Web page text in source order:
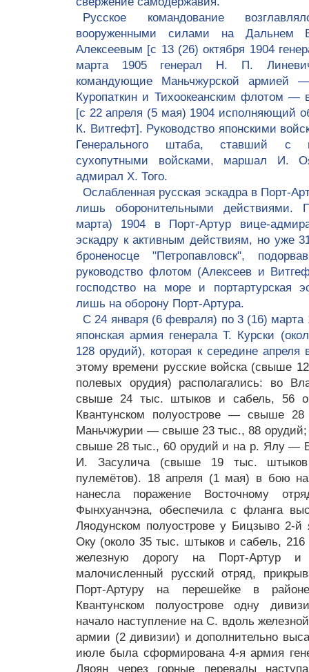
Русское командование
вооруженными силами на Дальнем
Алексеевым [с 13 (26) октября 1904
марта 1905 генерал Н. П.
командующие Маньчжурской армией
Куропаткин и Тихоокеанским флотом
[с 22 апреля (5 мая) 1904 исполняющий
К. Витгефт]. Руководство японскими
Генерального штаба, ставший с
сухопутными войсками, маршал И.
адмирал Х. Того.
Ослабленная русская эскадра в Порт-
лишь оборонительными
марта) 1904 в Порт-Артур вице-
эскадру к активным действиям, но уже
броненосце "Петропавловск",
руководство флотом (Алексеев и
господство на море и портартурская
лишь на оборону Порт-Артура.
С 24 января (6 февраля) по 3 (16) марта
японская армия генерала Т. Курски
128 орудий), которая к середине
этому времени русские войска (свыше
полевых орудия) располагались: во
свыше 24 тыс. штыков и сабель, 56
Квантунском полуострове — свыше
Маньчжурии — свыше 23 тыс., 88
свыше 28 тыс., 60 орудий и на р. Ялу —
И. Засулича (свыше 19 тыс.
пулемётов). 18 апреля (1 мая) в бою
нанесла поражение Восточному
Фынхуанчэна, обеспечила с фланга
Ляодунском полуострове у Бицзыво 2-й
Оку (около 35 тыс. штыков и сабель, 216
железную дорогу на Порт-Артур
малочисленный русский отряд,
Порт-Артуру на перешейке в
Квантунском полуострове одну
начало наступление на С. вдоль
армии (2 дивизии) и дополнительно
июле была сформирована 4-я армия
Ляоян через горные перевалы